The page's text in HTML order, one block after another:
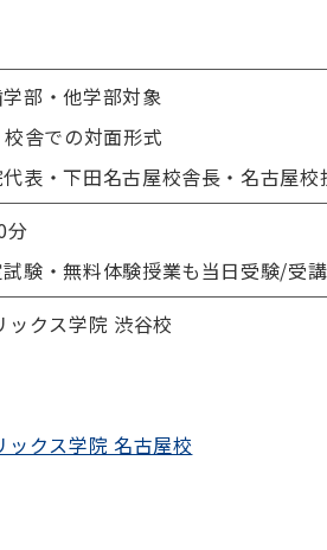
部・他学部対象
舎での対面形式
表・下田名古屋校舎長・名古屋校
分
験・無料体験授業も当日受験/受講
ックス学院 渋谷校
ックス学院 名古屋校